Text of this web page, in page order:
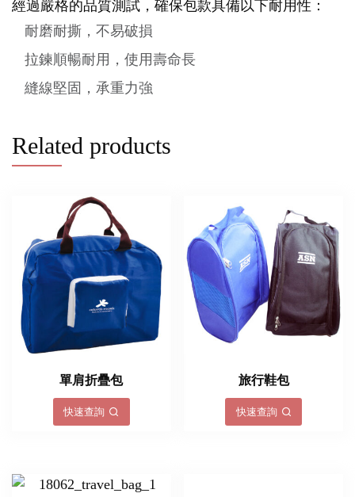
經過嚴格的品質測試，確保包款具備以下耐用性：
耐磨耐撕，不易破損
拉鍊順暢耐用，使用壽命長
縫線堅固，承重力強
Related products
單肩折疊包
快速查詢
旅行鞋包
快速查詢